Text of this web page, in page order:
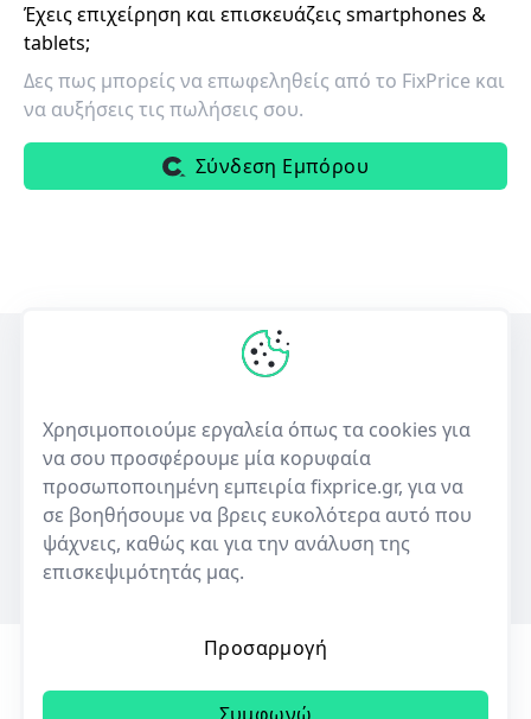
Έχεις επιχείρηση και επισκευάζεις smartphones &
tablets;
Δες πως μπορείς να επωφεληθείς από το FixPrice και
να αυξήσεις τις πωλήσεις σου.
Σύνδεση Εμπόρου
ηλεκτρονικών συσκευών και πώλησης μεταχειρισμένων.
50+
Καταστήματα
10,000+
Καταχωρίσεις επισκευών
Χρησιμοποιούμε εργαλεία όπως τα cookies για
να σου προσφέρουμε μία κορυφαία
προσωποποιημένη εμπειρία fixprice.gr, για να
σε βοηθήσουμε να βρεις ευκολότερα αυτό που
ψάχνεις, καθώς και για την ανάλυση της
επισκεψιμότητάς μας.
Προσαρμογή